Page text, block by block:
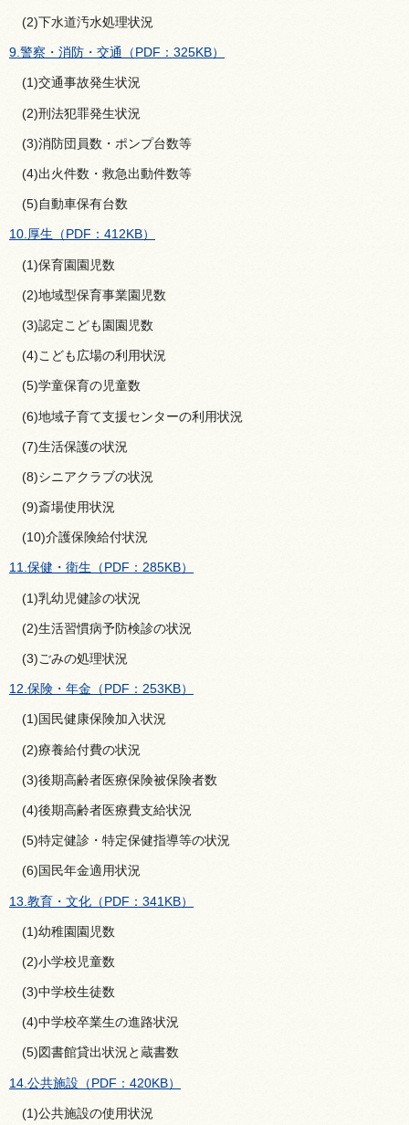
(2)下水道汚水処理状況
9.警察・消防・交通（PDF：325KB）
(1)交通事故発生状況
(2)刑法犯罪発生状況
(3)消防団員数・ポンプ台数等
(4)出火件数・救急出動件数等
(5)自動車保有台数
10.厚生（PDF：412KB）
(1)保育園園児数
(2)地域型保育事業園児数
(3)認定こども園園児数
(4)こども広場の利用状況
(5)学童保育の児童数
(6)地域子育て支援センターの利用状況
(7)生活保護の状況
(8)シニアクラブの状況
(9)斎場使用状況
(10)介護保険給付状況
11.保健・衛生（PDF：285KB）
(1)乳幼児健診の状況
(2)生活習慣病予防検診の状況
(3)ごみの処理状況
12.保険・年金（PDF：253KB）
(1)国民健康保険加入状況
(2)療養給付費の状況
(3)後期高齢者医療保険被保険者数
(4)後期高齢者医療費支給状況
(5)特定健診・特定保健指導等の状況
(6)国民年金適用状況
13.教育・文化（PDF：341KB）
(1)幼稚園園児数
(2)小学校児童数
(3)中学校生徒数
(4)中学校卒業生の進路状況
(5)図書館貸出状況と蔵書数
14.公共施設（PDF：420KB）
(1)公共施設の使用状況